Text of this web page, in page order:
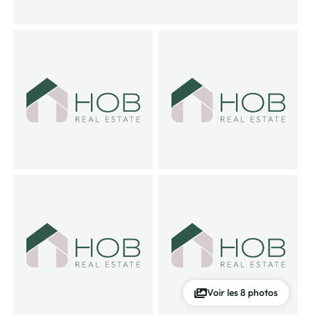
Voir les 8 photos